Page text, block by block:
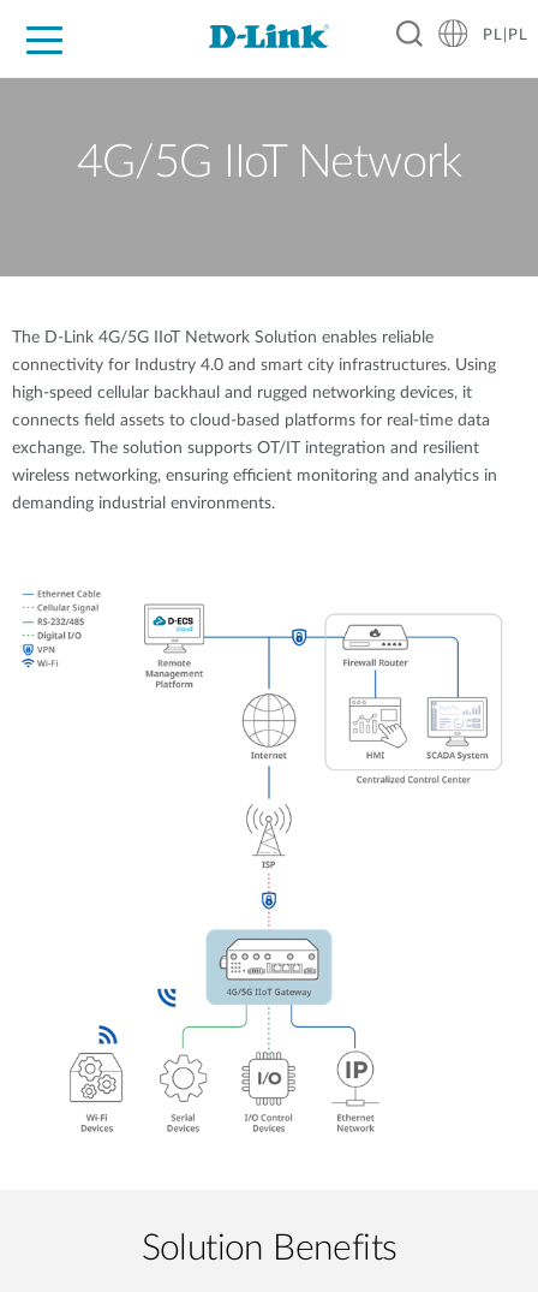
PL|PL
4G/5G IIoT Network
The D-Link 4G/5G IIoT Network Solution enables reliable
connectivity for Industry 4.0 and smart city infrastructures. Using
high-speed cellular backhaul and rugged networking devices, it
connects field assets to cloud-based platforms for real-time data
exchange. The solution supports OT/IT integration and resilient
wireless networking, ensuring efficient monitoring and analytics in
demanding industrial environments.
Solution Benefits